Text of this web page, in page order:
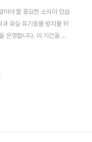
아야 할 중요한 소식이 있습
유실·유기동물 방지를 위
운영합니다. 이 기간을 활
부담 없이 등록을 완료할
습니다. 하지만 해마다 발